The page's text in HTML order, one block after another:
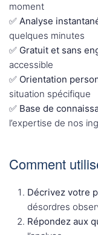
moment
✅ Analyse
quelques minutes
✅ Gratuit et sans
accessible
✅ Orientation
situation spécifique
✅ Base de
l’expertise de nos
Comment
Décrivez votre
désordres
Répondez aux